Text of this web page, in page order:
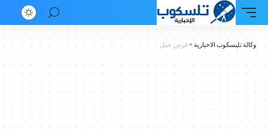
وكالة تليسكوب الاخبارية > فرص عمل